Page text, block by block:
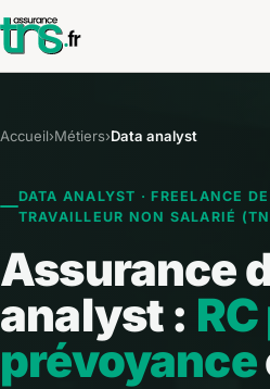
Accueil›Métiers›Data analyst
DATA ANALYST · FREELANCE
TRAVAILLEUR NON SALARIÉ
Assurance
analyst :
prévoyance